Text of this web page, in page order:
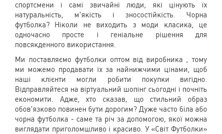
спортсмени і самі звичайні люди, які цінують їх
натуральність, м'якість і зносостійкість. Чорна
футболка? Ніколи не виходить з моди класика, це
одночасно просте і геніальне рішення для
повсякденного використання.
Ми поставляємо футболки оптом від виробника , тому
ми можемо продавати їх за найнижчими цінами, щоб
наші клієнти могли робити покупки вигідно.
Відправляйтеся на віртуальний шопінг сьогодні і почніть
економити. Адже, хто сказав, що стильний образ
обов'язково повинен бути дорогим? Дуже часто біла або
чорна футболка - саме та річ за допомогою, якої можна
виглядати приголомшливо і красиво. У «Світ Футболки»